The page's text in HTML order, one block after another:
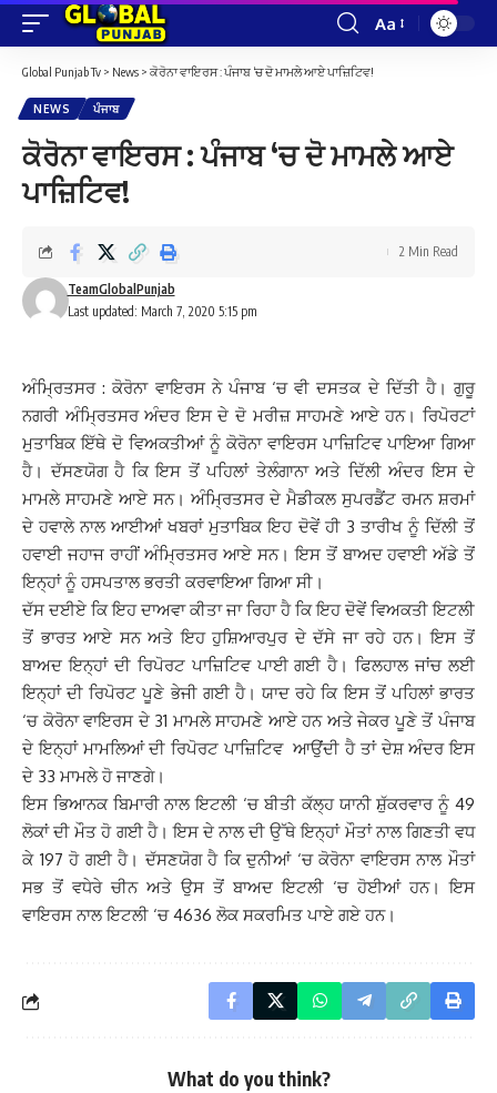
Font
Aa
Global Punjab Tv > News > ਕੋਰੋਨਾ ਵਾਇਰਸ : ਪੰਜਾਬ ‘ਚ ਦੋ ਮਾਮਲੇ ਆਏ ਪਾਜ਼ਿਟਿਵ!
NEWS ਪੰਜਾਬ
ਕੋਰੋਨਾ ਵਾਇਰਸ : ਪੰਜਾਬ ‘ਚ ਦੋ ਮਾਮਲੇ ਆਏ
ਪਾਜ਼ਿਟਿਵ!
Last updated: March 7, 2020 5:15 pm
TeamGlobalPunjab
2 Min Read
ਅੰਮ੍ਰਿਤਸਰ : ਕੋਰੋਨਾ ਵਾਇਰਸ ਨੇ ਪੰਜਾਬ ‘ਚ ਵੀ ਦਸਤਕ ਦੇ ਦਿੱਤੀ ਹੈ। ਗੁਰੂ
ਨਗਰੀ ਅੰਮ੍ਰਿਤਸਰ ਅੰਦਰ ਇਸ ਦੇ ਦੋ ਮਰੀਜ਼ ਸਾਹਮਣੇ ਆਏ ਹਨ। ਰਿਪੋਰਟਾਂ
ਮੁਤਾਬਿਕ ਇੱਥੇ ਦੋ ਵਿਅਕਤੀਆਂ ਨੂੰ ਕੋਰੋਨਾ ਵਾਇਰਸ ਪਾਜ਼ਿਟਿਵ ਪਾਇਆ ਗਿਆ
ਹੈ। ਦੱਸਣਯੋਗ ਹੈ ਕਿ ਇਸ ਤੋਂ ਪਹਿਲਾਂ ਤੇਲੰਗਾਨਾ ਅਤੇ ਦਿੱਲੀ ਅੰਦਰ ਇਸ ਦੇ
ਮਾਮਲੇ ਸਾਹਮਣੇ ਆਏ ਸਨ। ਅੰਮ੍ਰਿਤਸਰ ਦੇ ਮੈਡੀਕਲ ਸੁਪਰਡੈਂਟ ਰਮਨ ਸ਼ਰਮਾਂ
ਦੇ ਹਵਾਲੇ ਨਾਲ ਆਈਆਂ ਖਬਰਾਂ ਮੁਤਾਬਿਕ ਇਹ ਦੋਵੇਂ ਹੀ 3 ਤਾਰੀਖ ਨੂੰ ਦਿੱਲੀ ਤੋਂ
ਹਵਾਈ ਜਹਾਜ ਰਾਹੀਂ ਅੰਮ੍ਰਿਤਸਰ ਆਏ ਸਨ। ਇਸ ਤੋਂ ਬਾਅਦ ਹਵਾਈ ਅੱਡੇ ਤੋਂ
ਇਨ੍ਹਾਂ ਨੂੰ ਹਸਪਤਾਲ ਭਰਤੀ ਕਰਵਾਇਆ ਗਿਆ ਸੀ।
ਦੱਸ ਦਈਏ ਕਿ ਇਹ ਦਾਅਵਾ ਕੀਤਾ ਜਾ ਰਿਹਾ ਹੈ ਕਿ ਇਹ ਦੋਵੇਂ ਵਿਅਕਤੀ ਇਟਲੀ
ਤੋਂ ਭਾਰਤ ਆਏ ਸਨ ਅਤੇ ਇਹ ਹੁਸ਼ਿਆਰਪੁਰ ਦੇ ਦੱਸੇ ਜਾ ਰਹੇ ਹਨ। ਇਸ ਤੋਂ
ਬਾਅਦ ਇਨ੍ਹਾਂ ਦੀ ਰਿਪੋਰਟ ਪਾਜ਼ਿਟਿਵ ਪਾਈ ਗਈ ਹੈ। ਫਿਲਹਾਲ ਜਾਂਚ ਲਈ
ਇਨ੍ਹਾਂ ਦੀ ਰਿਪੋਰਟ ਪੂਣੇ ਭੇਜੀ ਗਈ ਹੈ। ਯਾਦ ਰਹੇ ਕਿ ਇਸ ਤੋਂ ਪਹਿਲਾਂ ਭਾਰਤ
‘ਚ ਕੋਰੋਨਾ ਵਾਇਰਸ ਦੇ 31 ਮਾਮਲੇ ਸਾਹਮਣੇ ਆਏ ਹਨ ਅਤੇ ਜੇਕਰ ਪੂਣੇ ਤੋਂ ਪੰਜਾਬ
ਦੇ ਇਨ੍ਹਾਂ ਮਾਮਲਿਆਂ ਦੀ ਰਿਪੋਰਟ ਪਾਜ਼ਿਟਿਵ ਆਉਂਦੀ ਹੈ ਤਾਂ ਦੇਸ਼ ਅੰਦਰ ਇਸ
ਦੇ 33 ਮਾਮਲੇ ਹੋ ਜਾਣਗੇ।
ਇਸ ਭਿਆਨਕ ਬਿਮਾਰੀ ਨਾਲ ਇਟਲੀ ‘ਚ ਬੀਤੀ ਕੱਲ੍ਹ ਯਾਨੀ ਸ਼ੁੱਕਰਵਾਰ ਨੂੰ 49
ਲੋਕਾਂ ਦੀ ਮੌਤ ਹੋ ਗਈ ਹੈ। ਇਸ ਦੇ ਨਾਲ ਦੀ ਉੱਥੇ ਇਨ੍ਹਾਂ ਮੌਤਾਂ ਨਾਲ ਗਿਣਤੀ ਵਧ
ਕੇ 197 ਹੋ ਗਈ ਹੈ। ਦੱਸਣਯੋਗ ਹੈ ਕਿ ਦੁਨੀਆਂ ‘ਚ ਕੋਰੋਨਾ ਵਾਇਰਸ ਨਾਲ ਮੌਤਾਂ
ਸਭ ਤੋਂ ਵਧੇਰੇ ਚੀਨ ਅਤੇ ਉਸ ਤੋਂ ਬਾਅਦ ਇਟਲੀ ‘ਚ ਹੋਈਆਂ ਹਨ। ਇਸ
ਵਾਇਰਸ ਨਾਲ ਇਟਲੀ ‘ਚ 4636 ਲੋਕ ਸਕਰਮਿਤ ਪਾਏ ਗਏ ਹਨ।
What do you think?